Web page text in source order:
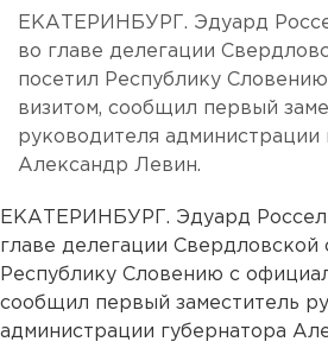
ЕКАТЕРИНБУРГ. Эдуард
во главе делегации
посетил Республику
визитом, сообщил первый
руководителя администрации
Александр Левин.
ЕКАТЕРИНБУРГ. Эдуард
главе делегации Свердловской
Республику Словению с
сообщил первый заместитель
администрации губернатора